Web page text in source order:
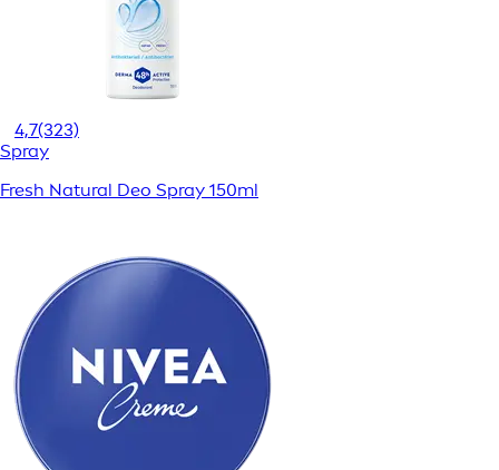
4,7(323)
Spray
Fresh Natural Deo Spray 150ml